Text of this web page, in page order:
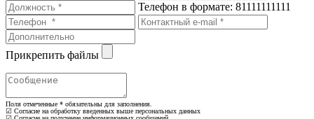
Телефон в формате: 81111111111
Прикрепить файлы
Поля отмеченные * обязательны для заполнения.
☑ Согласие на обработку введенных выше персональных данных